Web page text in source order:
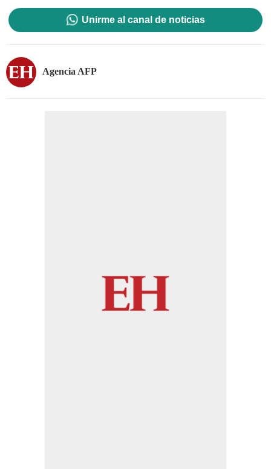
Unirme al canal de noticias
Agencia AFP